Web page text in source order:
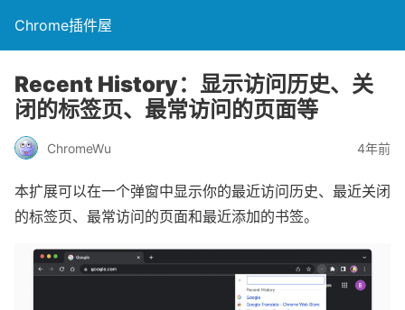
Chrome插件屋
Recent History：显示访问历史、关
闭的标签页、最常访问的页面等
ChromeWu 4年前
本扩展可以在一个弹窗中显示你的最近访问历史、最近关闭
的标签页、最常访问的页面和最近添加的书签。